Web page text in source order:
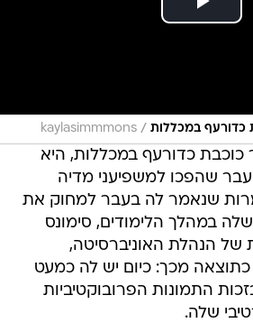
כדורעף במכללות /
kaylasimmmons
כוכבת כדורעף במכללות, היא
שהפכו למשפיעני מדיה
שנאמר לה בעבר למחוק את
במהלך הלימודים, סימונס
הנהלת האוניברסיטה,
מכך: כיום יש לה כמעט
התמונות הפרובוקטיביות
שלה.